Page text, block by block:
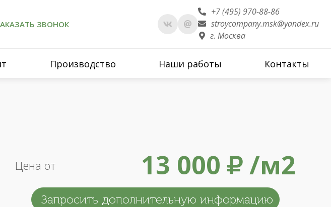
ЗВОНОК
+7 (495) 970-88-86
stroycompany.msk@yandex.ru
г. Москва
Производство Наши работы Контакты
Цена от 13 000 /м2
Запросить дополнительную информацию